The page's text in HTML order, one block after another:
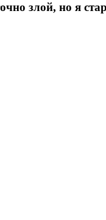
злой, но я